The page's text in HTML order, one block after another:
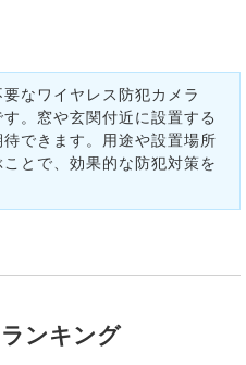
なワイヤレス防犯カメラ
。窓や玄関付近に設置する
できます。用途や設置場所
とで、効果的な防犯対策を
ンキング